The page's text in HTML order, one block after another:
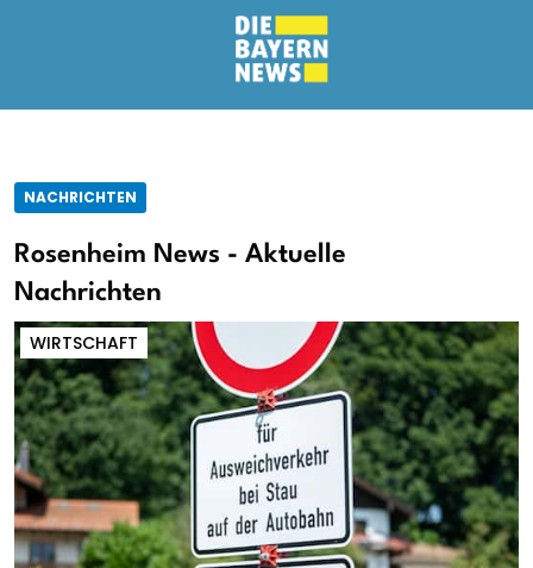
NACHRICHTEN
Rosenheim News - Aktuelle
Nachrichten
WIRTSCHAFT